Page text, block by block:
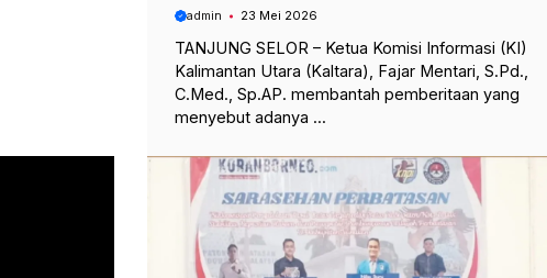
admin 23 Mei 2026
TANJUNG SELOR – Ketua Komisi Informasi (KI)
Kalimantan Utara (Kaltara), Fajar Mentari, S.Pd.,
C.Med., Sp.AP. membantah pemberitaan yang
menyebut adanya ...